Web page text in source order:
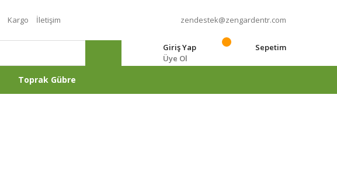
Kargo İletişim zendestek@zengardentr.com
Giriş Yap
Üye Ol
Sepetim
Toprak Gübre